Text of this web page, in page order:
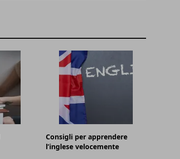
Consigli per apprendere
l’inglese velocemente